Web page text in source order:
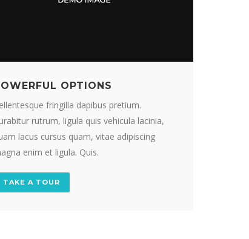
OPTIONS
fringilla dapibus pretium.
rutrum, ligula quis vehicula lacinia,
lacus cursus quam, vitae adipiscing
enim et ligula. Quis.
TAKE A TOUR